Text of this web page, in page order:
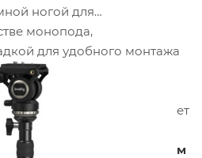
ногой для
монопода,
для удобного монтажа
колонной для
Благодаря прочному и
корпусу, CT210 выдерживает
всего
высоту штатива до
61 см